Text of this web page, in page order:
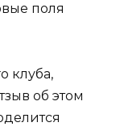
поля
клуба,
об этом